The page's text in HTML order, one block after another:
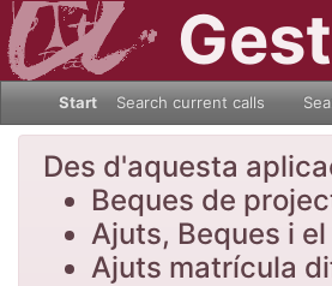
Start Search current calls
Des d'aquesta
Beques de
Ajuts, Beques i
Ajuts matrícula